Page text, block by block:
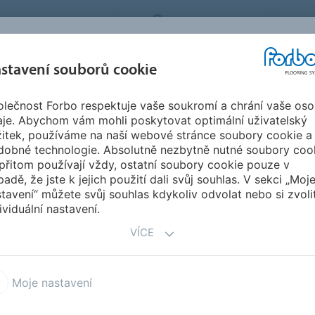
FLOORING SYSTEMS CZECH REPUBLIC
A
UDRŽITELNOST
STAHOVÁNÍ
DOKUMENTŮ
za sebou tu nejsilnější týmovou zálohu!!!“
souborů cookie
Forbo respektuje vaše soukromí a chrání vaše
Abychom vám mohli poskytovat optimální uživatelský
používáme na naší webové stránce soubory cookie a
technologie. Absolutně nezbytně nutné soubory
používají vždy, ostatní soubory cookie pouze v
že jste k jejich použití dali svůj souhlas. V sekci
můžete svůj souhlas kdykoliv odvolat nebo si
nastavení.
VÍCE
Moje nastavení